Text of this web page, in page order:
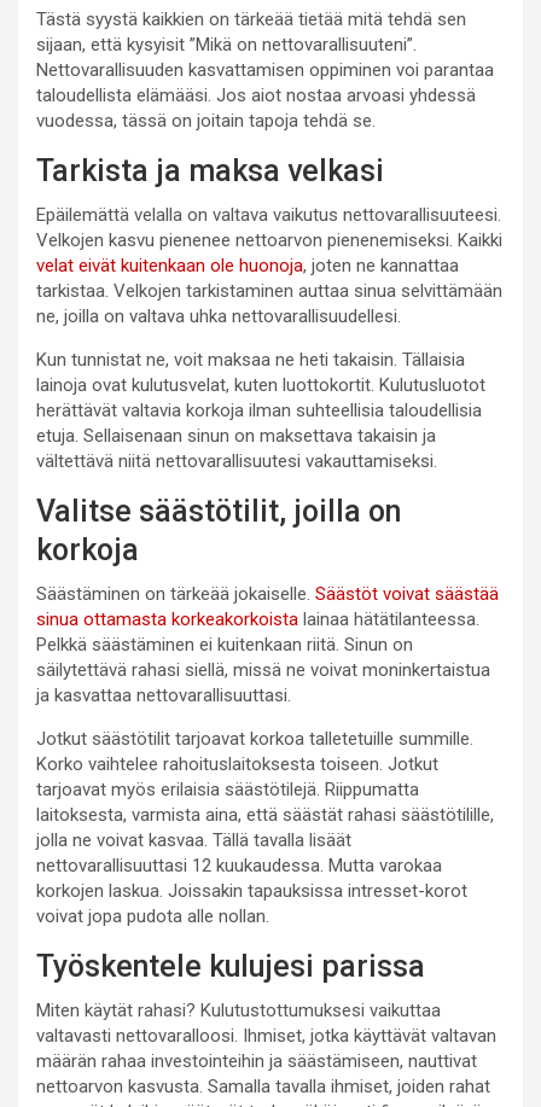
Tästä syystä kaikkien on tärkeää tietää mitä tehdä sen
sijaan, että kysyisit ”Mikä on nettovarallisuuteni”.
Nettovarallisuuden kasvattamisen oppiminen voi parantaa
taloudellista elämääsi. Jos aiot nostaa arvoasi yhdessä
vuodessa, tässä on joitain tapoja tehdä se.
Tarkista ja maksa velkasi
Epäilemättä velalla on valtava vaikutus nettovarallisuuteesi.
Velkojen kasvu pienenee nettoarvon pienenemiseksi. Kaikki
velat eivät kuitenkaan ole huonoja, joten ne kannattaa
tarkistaa. Velkojen tarkistaminen auttaa sinua selvittämään
ne, joilla on valtava uhka nettovarallisuudellesi.
Kun tunnistat ne, voit maksaa ne heti takaisin. Tällaisia ​​
lainoja ovat kulutusvelat, kuten luottokortit. Kulutusluotot
herättävät valtavia korkoja ilman suhteellisia taloudellisia
etuja. Sellaisenaan sinun on maksettava takaisin ja
vältettävä niitä nettovarallisuutesi vakauttamiseksi.
Valitse säästötilit, joilla on
korkoja
Säästäminen on tärkeää jokaiselle. Säästöt voivat säästää
sinua ottamasta korkeakorkoista lainaa hätätilanteessa.
Pelkkä säästäminen ei kuitenkaan riitä. Sinun on
säilytettävä rahasi siellä, missä ne voivat moninkertaistua
ja kasvattaa nettovarallisuuttasi.
Jotkut säästötilit tarjoavat korkoa talletetuille summille.
Korko vaihtelee rahoituslaitoksesta toiseen. Jotkut
tarjoavat myös erilaisia ​​säästötilejä. Riippumatta
laitoksesta, varmista aina, että säästät rahasi säästötilille,
jolla ne voivat kasvaa. Tällä tavalla lisäät
nettovarallisuuttasi 12 kuukaudessa. Mutta varokaa
korkojen laskua. Joissakin tapauksissa intresset-korot
voivat jopa pudota alle nollan.
Työskentele kulujesi parissa
Miten käytät rahasi? Kulutustottumuksesi vaikuttaa
valtavasti nettovaralloosi. Ihmiset, jotka käyttävät valtavan
määrän rahaa investointeihin ja säästämiseen, nauttivat
nettoarvon kasvusta. Samalla tavalla ihmiset, joiden rahat